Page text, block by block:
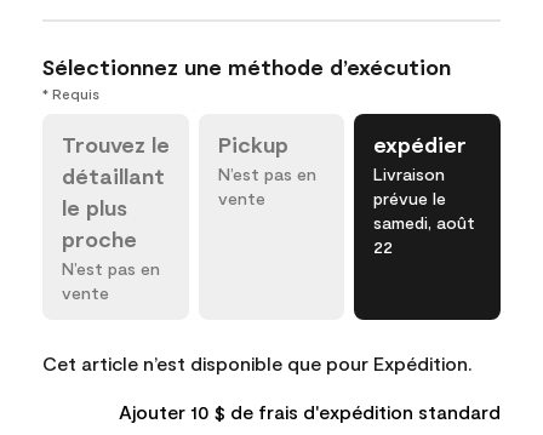
Sélectionnez une méthode d’exécution
* Requis
Trouvez le
détaillant
le plus
proche
N’est pas en
vente
Pickup
N’est pas en
vente
expédier
Livraison
prévue le
samedi, août
22
Cet article n’est disponible que pour Expédition.
Ajouter 10 $ de frais d'expédition standard